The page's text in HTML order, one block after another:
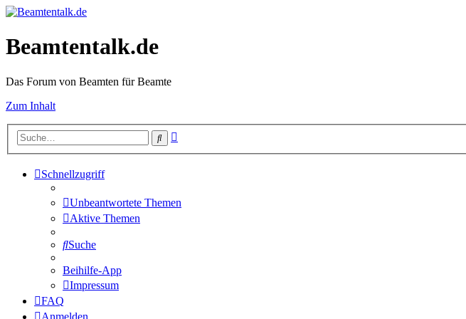
Beamtentalk.de
Das Forum von Beamten für Beamte
Zum Inhalt
Suche
Schnellzugriff
Unbeantwortete Themen
Aktive Themen
Suche
Beihilfe-App
Impressum
FAQ